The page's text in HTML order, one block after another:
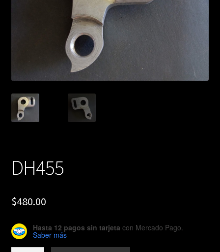
DH455
$480.00
Hasta 12 pagos sin tarjeta con Mercado Pago.
Saber más